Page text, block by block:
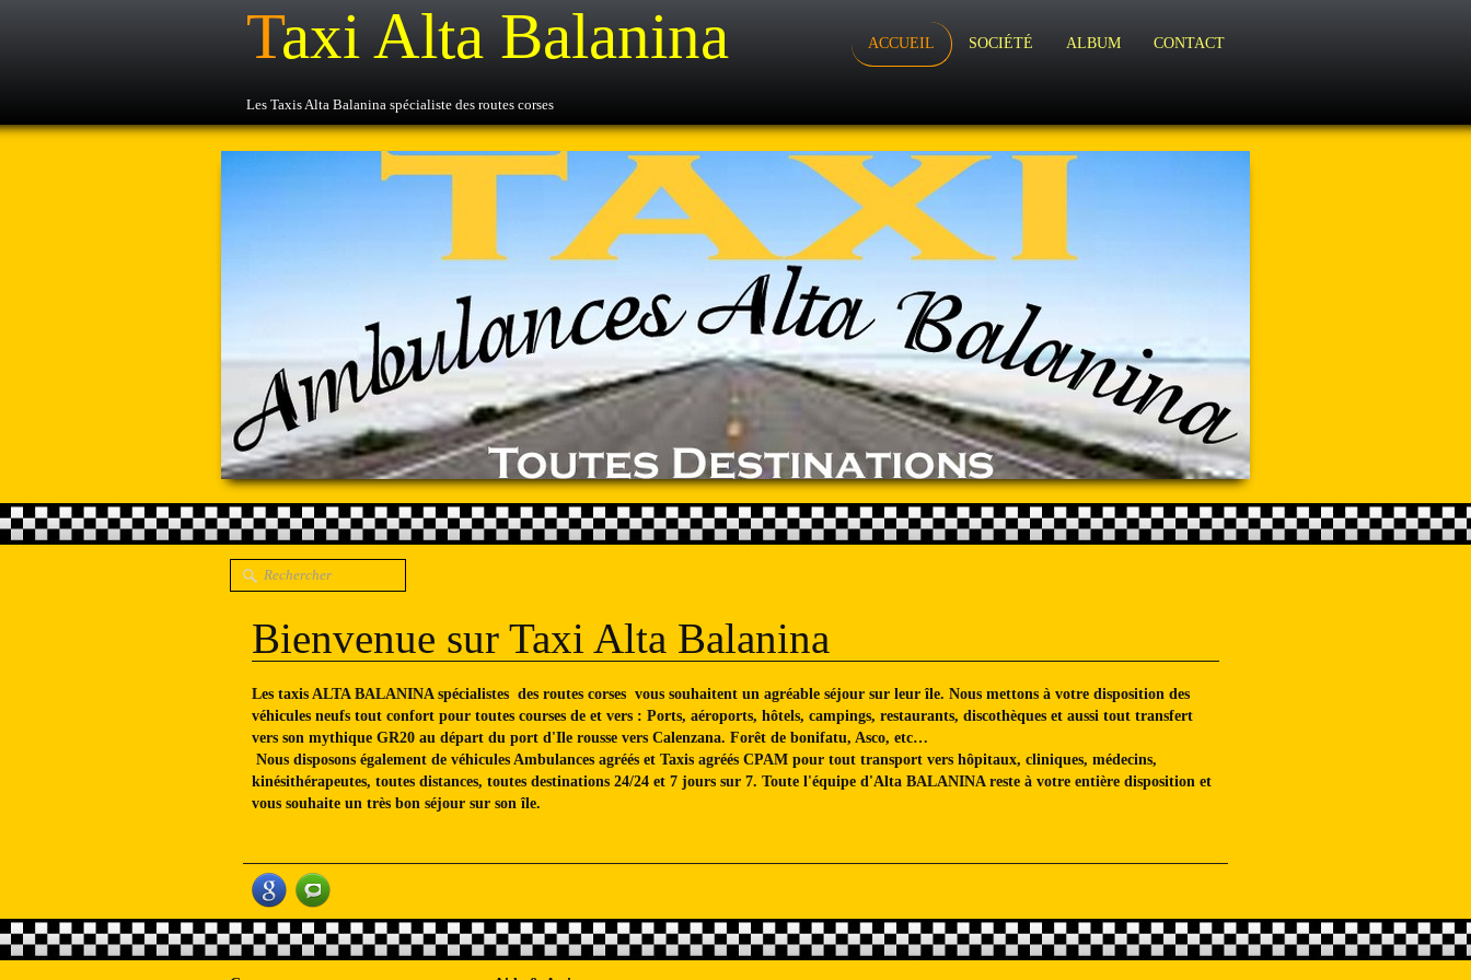
TAxi Alta Balanina
Les Taxis Alta Balanina spécialiste des routes corses
ACCUEIL SOCIÉTÉ ALBUM CONTACT
Bienvenue sur Taxi Alta Balanina
Les taxis ALTA BALANINA spécialistes des routes corses vous souhaitent un agréable séjour sur leur île. Nous mettons à votre disposition des
véhicules neufs tout confort pour toutes courses de et vers : Ports, aéroports, hôtels, campings, restaurants, discothèques et aussi tout transfert
vers son mythique GR20 au départ du port d'Ile rousse vers Calenzana. Forêt de bonifatu, Asco, etc…
Nous disposons également de véhicules Ambulances agréés et Taxis agréés CPAM pour tout transport vers hôpitaux, cliniques, médecins,
kinésithérapeutes, toutes distances, toutes destinations 24/24 et 7 jours sur 7. Toute l'équipe d'Alta BALANINA reste à votre entière disposition et
vous souhaite un très bon séjour sur son île.